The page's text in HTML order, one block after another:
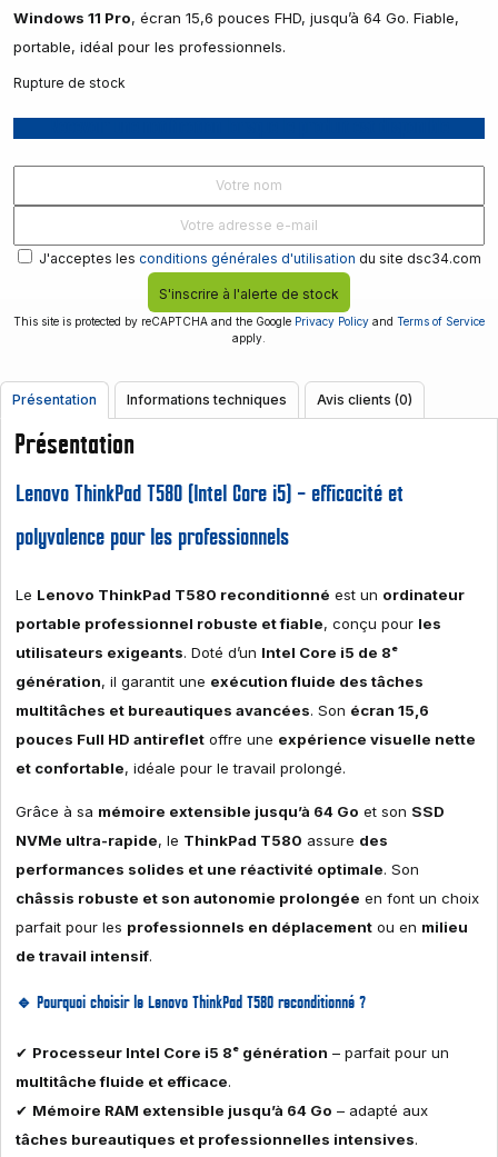
Windows 11 Pro, écran 15,6 pouces FHD, jusqu’à 64 Go. Fiable,
portable, idéal pour les professionnels.
Rupture de stock
J'acceptes les conditions générales d'utilisation du site dsc34.com
S'inscrire à l'alerte de stock
This site is protected by reCAPTCHA and the Google Privacy Policy and Terms of Service
apply.
Présentation Informations techniques Avis clients (0)
Présentation
Lenovo ThinkPad T580 (Intel Core i5) – efficacité et
polyvalence pour les professionnels
Le Lenovo ThinkPad T580 reconditionné est un ordinateur
portable professionnel robuste et fiable, conçu pour les
utilisateurs exigeants. Doté d’un Intel Core i5 de 8ᵉ
génération, il garantit une exécution fluide des tâches
multitâches et bureautiques avancées. Son écran 15,6
pouces Full HD antireflet offre une expérience visuelle nette
et confortable, idéale pour le travail prolongé.
Grâce à sa mémoire extensible jusqu’à 64 Go et son SSD
NVMe ultra-rapide, le ThinkPad T580 assure des
performances solides et une réactivité optimale. Son
châssis robuste et son autonomie prolongée en font un choix
parfait pour les professionnels en déplacement ou en milieu
de travail intensif.
🔹 Pourquoi choisir le Lenovo ThinkPad T580 reconditionné ?
✔ Processeur Intel Core i5 8ᵉ génération – parfait pour un
multitâche fluide et efficace.
✔ Mémoire RAM extensible jusqu’à 64 Go – adapté aux
tâches bureautiques et professionnelles intensives.